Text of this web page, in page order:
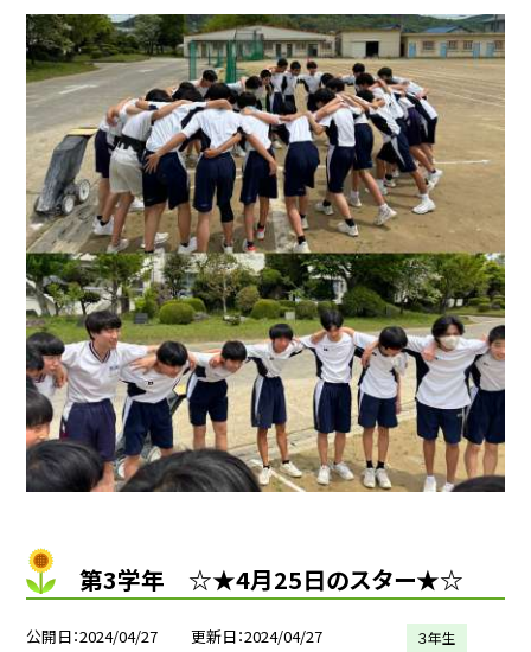
第3学年 ☆★4月25日のスター★☆
公開日 2024/04/27 更新日 2024/04/27 ３年生